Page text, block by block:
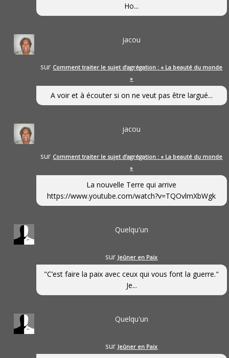
Ho...
jacou
sur Comment traiter le sujet d’agrégation : « La beauté du monde
»
A voir et à écouter si on ne veut pas être largué...
jacou
sur Comment traiter le sujet d’agrégation : « La beauté du monde
»
La nouvelle Terre qui arrive
https://www.youtube.com/watch?v=TQOvlmXbWgk
Quelqu'un
sur Jeûner en Paix
"C’est faire la paix avec ceux qui vous font la guerre."
Je...
Quelqu'un
sur Jeûner en Paix